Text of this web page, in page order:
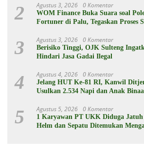
2 Agustus 3, 2026 0 Komentar
WOM Finance Buka Suara soal
Fortuner di Palu, Tegaskan Proses
3 Agustus 3, 2026 0 Komentar
Berisiko Tinggi, OJK Sulteng
Hindari Jasa Gadai Ilegal
4 Agustus 4, 2026 0 Komentar
Jelang HUT Ke-81 RI, Kanwil
Usulkan 2.534 Napi dan Anak
5 Agustus 5, 2026 0 Komentar
1 Karyawan PT UKK Diduga
Helm dan Sepatu Ditemukan